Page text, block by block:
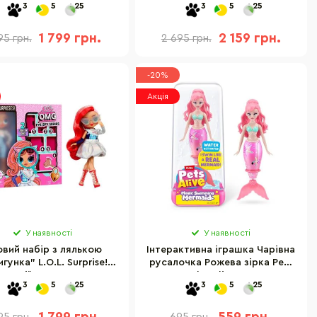
3 5 25
грн. 1 799 грн.
3 5 25
2 695 грн. 2 159 грн.
У наявності
набір з лялькою
L.O.L. Surprise!
3 5 25
-20%
Акція
У наявності
Інтерактивна іграшка Чарівна
русалочка Рожева зірка Pets
3 5 25